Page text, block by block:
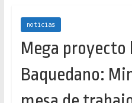
noticias
Mega proyecto
Baquedano: